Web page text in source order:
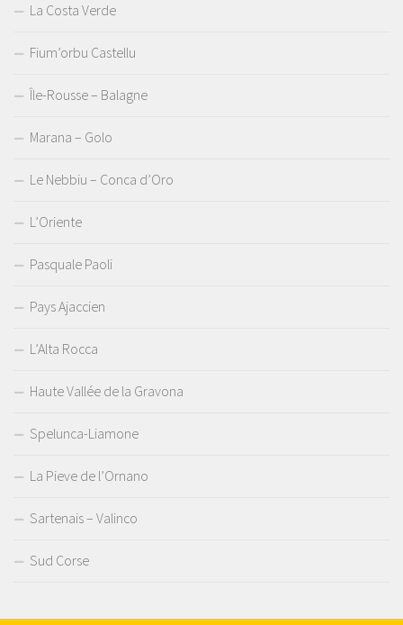
La Costa Verde
Fium’orbu Castellu
Île-Rousse – Balagne
Marana – Golo
Le Nebbiu – Conca d’Oro
L’Oriente
Pasquale Paoli
Pays Ajaccien
L’Alta Rocca
Haute Vallée de la Gravona
Spelunca-Liamone
La Pieve de l’Ornano
Sartenais – Valinco
Sud Corse